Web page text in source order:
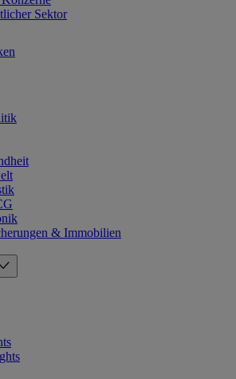
Sektor
& Immobilien